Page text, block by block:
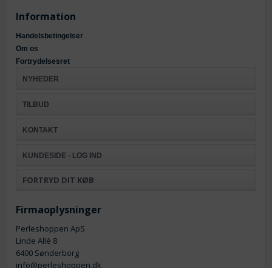
Information
Handelsbetingelser
Om os
Fortrydelsesret
NYHEDER
TILBUD
KONTAKT
KUNDESIDE - LOG IND
FORTRYD DIT KØB
Firmaoplysninger
Perleshoppen ApS
Linde Allé 8
6400 Sønderborg
info@perleshoppen.dk